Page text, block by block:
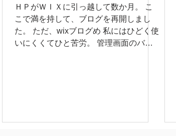
ＨＰがＷＩＸに引っ越して数か月。 こ
こで満を持して、ブログを再開しまし
た。 ただ、wixブログめ 私にはひどく使
いにくくてひと苦労。 管理画面のバグ